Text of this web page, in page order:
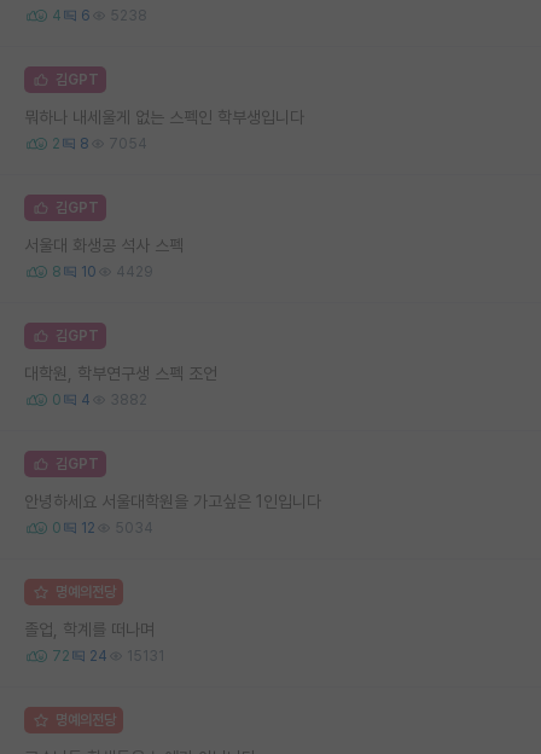
4 6 5238
김GPT
뭐하나 내세울게 없는 스펙인 학부생입니다
2 8 7054
김GPT
서울대 화생공 석사 스펙
8 10 4429
김GPT
대학원, 학부연구생 스펙 조언
0 4 3882
김GPT
안녕하세요 서울대학원을 가고싶은 1인입니다
0 12 5034
명예의전당
졸업, 학계를 떠나며
72 24 15131
명예의전당